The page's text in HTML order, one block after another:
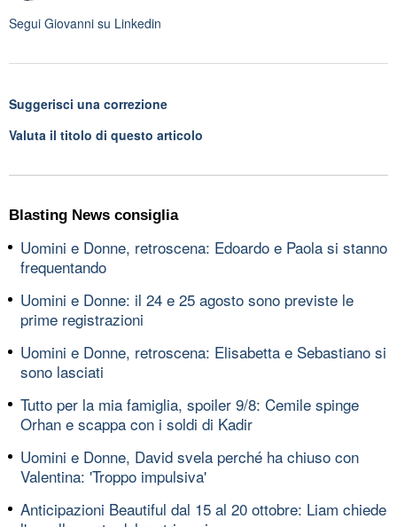
Segui Giovanni su Linkedin
Suggerisci una correzione
Valuta il titolo di questo articolo
Blasting News consiglia
Uomini e Donne, retroscena: Edoardo e Paola si stanno
frequentando
Uomini e Donne: il 24 e 25 agosto sono previste le
prime registrazioni
Uomini e Donne, retroscena: Elisabetta e Sebastiano si
sono lasciati
Tutto per la mia famiglia, spoiler 9/8: Cemile spinge
Orhan e scappa con i soldi di Kadir
Uomini e Donne, David svela perché ha chiuso con
Valentina: 'Troppo impulsiva'
Anticipazioni Beautiful dal 15 al 20 ottobre: Liam chiede